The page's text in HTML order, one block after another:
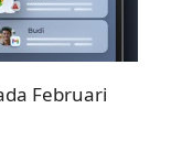
Februari